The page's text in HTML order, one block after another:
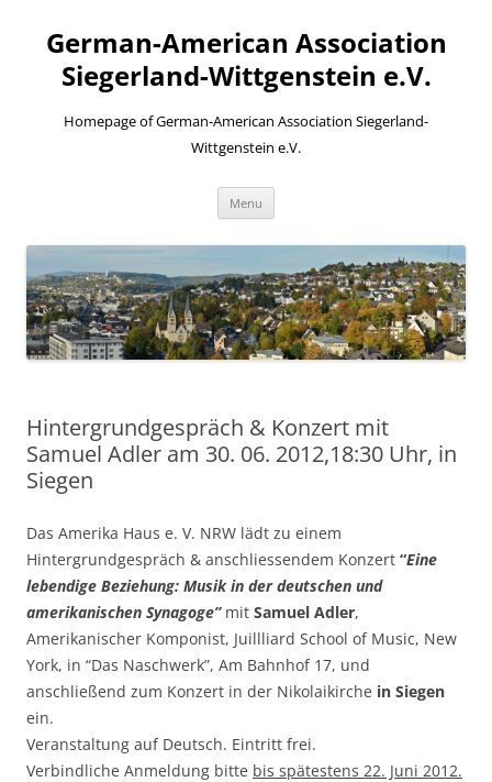
content
German-American Association
Siegerland-Wittgenstein e.V.
Homepage of German-American Association Siegerland-
Wittgenstein e.V.
Menu
Hintergrundgespräch & Konzert mit
Samuel Adler am 30. 06. 2012,18:30 Uhr, in
Siegen
Das Amerika Haus e. V. NRW lädt zu einem
Hintergrundgespräch & anschliessendem Konzert “Eine
lebendige Beziehung: Musik in der deutschen und
amerikanischen Synagoge”mit Samuel Adler,
Amerikanischer Komponist, Juillliard School of Music, New
York, in “Das Naschwerk”, Am Bahnhof 17, und
anschließend zum Konzert in der Nikolaikirche in Siegen
ein.
Veranstaltung auf Deutsch. Eintritt frei.
Verbindliche Anmeldung bitte bis spätestens 22. Juni 2012.